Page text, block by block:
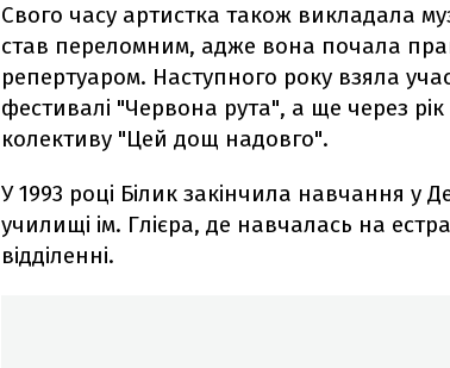
Свого часу артистка також викладала
став переломним, адже вона почала
репертуаром. Наступного року взяла
фестивалі "Червона рута", а ще через
колективу "Цей дощ надовго".
У 1993 році Білик закінчила навчання у
училищі ім. Глієра, де навчалась на
відділенні.